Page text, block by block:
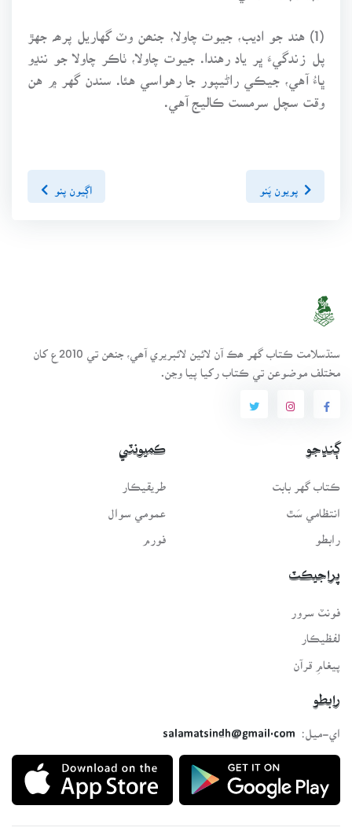
(1) هند جو اديب، جيوت چاولا، جنھن وٽ گهاريل پرھہ جهڙ
پل زندگيءَ ڀر ياد رهندا. جيوت چاولا، ٺاڪر چاولا جو ننڍو
ڀاءُ آهي، جيڪي راڻيپور جا رهواسي هئا. سندن گهر ۾ هن
وقت سچل سرمست ڪاليج آهي.
پويون پَنو اڳيون پنو
سنڌسلامت ڪتاب گهر ھڪ آن لائين لائبريري آھي، جنھن تي 2010ع کان
مختلف موضوعن تي ڪتاب رکيا پيا وڃن.
ڳنڍجو
ڪتاب گهر بابت
انتظامي سَٿ
رابطو
ڪميونٽي
طريقيڪار
عمومي سوال
فورم
پراجيڪٽ
لفظيڪار
پيغامِ قرآن
رابطو
اي-ميل:
salamatsindh@gmail.com